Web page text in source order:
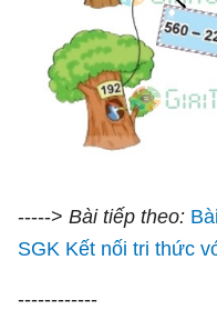
-----> Bài tiếp theo:
SGK Kết nối tri thức
------------